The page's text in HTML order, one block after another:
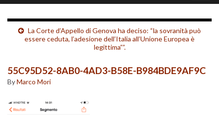
La Corte d’Appello di Genova ha deciso: “la sovranità può
essere ceduta, l’adesione dell’Italia all’Unione Europea è
legittima””.
55C95D52-8AB0-4AD3-B58E-B984BDE9AF9C
ByMarco Mori